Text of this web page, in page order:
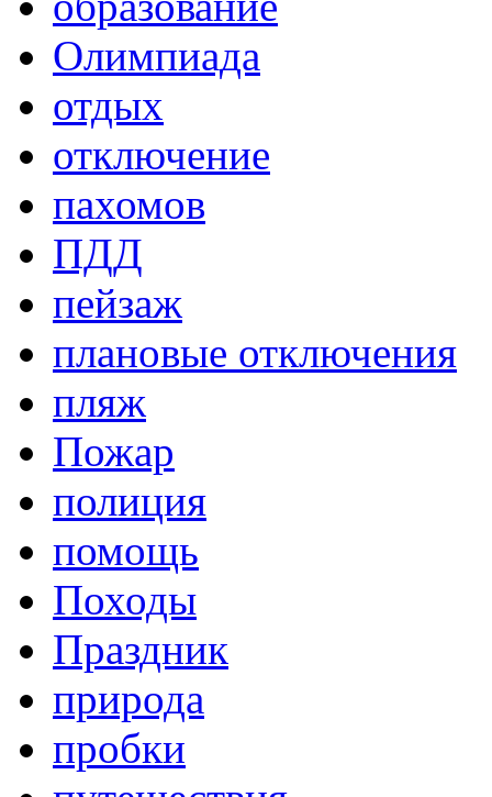
Олимпиада
отдых
отключение
пахомов
ПДД
пейзаж
плановые отключения
пляж
Пожар
полиция
помощь
Походы
Праздник
природа
пробки